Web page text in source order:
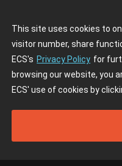
This site uses cookies to
visitor number, share
ECS's Privacy Policy for
browsing our website, you
ECS' use of cookies by